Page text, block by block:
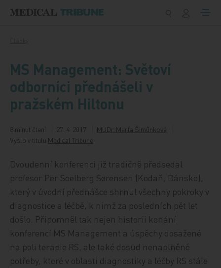
MS Management: Světoví
odborníci přednášeli v
pražském Hiltonu
8 minut čtení 27. 4. 2017
MUDr. Marta Šimůnková
Vyšlo v titulu Medical Tribune
Dvoudenní konferenci již tradičně předsedal
profesor Per Soelberg Sørensen (Kodaň, Dánsko),
který v úvodní přednášce shrnul všechny pokroky v
diagnostice a léčbě, k nimž za posledních pět let
došlo. Připomněl tak nejen historii konání
konferencí MS Management a úspěchy dosažené
na poli terapie RS, ale také dosud nenaplněné
potřeby, které v oblasti diagnostiky a léčby RS stále